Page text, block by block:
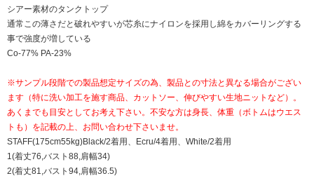
シアー素材のタンクトップ
通常この薄さだと破れやすいが芯糸にナイロンを採用し綿をカバーリングする
事で強度が増している
Co-77% PA-23%
※サンプル段階での製品想定サイズの為、製品との寸法と異なる場合がござい
ます（特に洗い加工を施す商品、カットソー、伸びやすい生地ニットなど）。
あくまでも目安としてお考え下さい。不安な方は身長、体重（ボトムはウエス
トも）を記載の上、お問い合わせ下さいませ。
STAFF(175cm55kg)Black/2着用、Ecru/4着用、White/2着用
1(着丈76,バスト88,肩幅34)
2(着丈81,バスト94,肩幅36.5)